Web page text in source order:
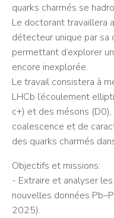
quarks charmés se
Le doctorant travaillera
détecteur unique par sa
permettant d’explorer
encore inexplorée.
Le travail consistera à
LHCb l’écoulement
c+) et des mésons
coalescence et de
des quarks charmés
Objectifs et missions:
- Extraire et analyser
nouvelles données
2025).